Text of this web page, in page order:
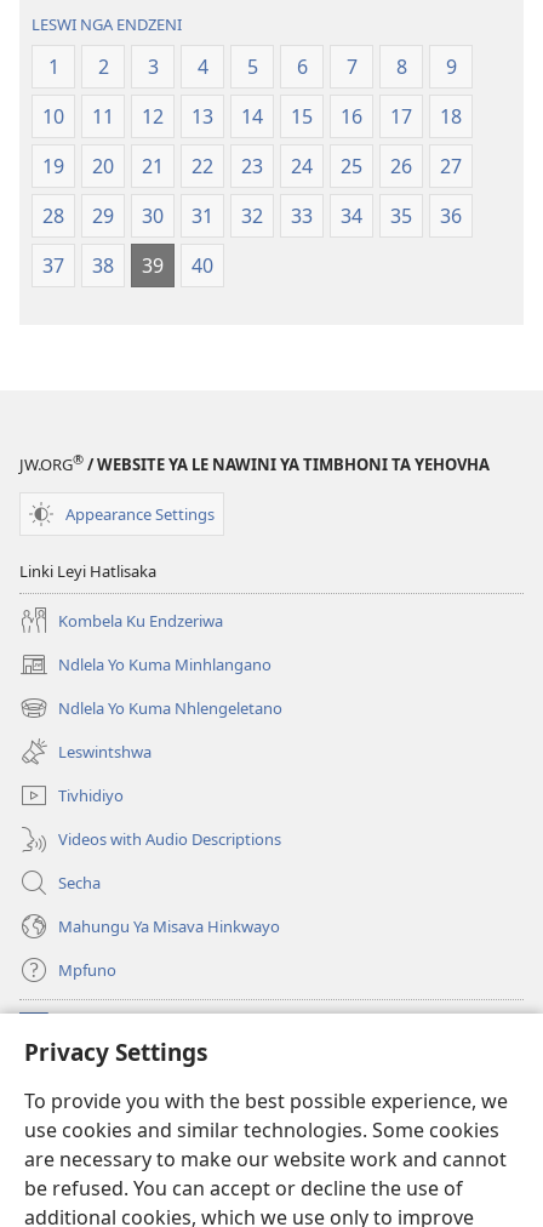
Privacy Settings
To provide you with the best possible experience, we
use cookies and similar technologies. Some cookies
are necessary to make our website work and cannot
be refused. You can accept or decline the use of
additional cookies, which we use only to improve
Misava
Leyintshwa
(Leyi
pfuxetiweke
2020)
Misava
Leyintshwa
(Leyi
pfuxetiweke
hi
2020)
LESWI NGA ENDZENI
1 2 3 4 5 6 7 8
9
10
11 12 13 14 15 16 17
18
19
20 21 22 23 24 25 26
27
28
29 30 31 32 33 34 35
36
37
38 39 40
JW.ORG® / WEBSITE YA LE NAWINI YA TIMBHONI TA YEHOVHA
Appearance Settings
Linki Leyi Hatlisaka
Kombela Ku Endzeriwa
Ndlela Yo Kuma Minhlangano
(opens
new
window)
Ndlela Yo Kuma Nhlengeletano
(opens
new
window)
Leswintshwa
Tivhidiyo
Videos with Audio Descriptions
Secha
Mahungu Ya Misava Hinkwayo
Mpfuno
(opens
new
Watchtower LAYIBURARI YA LE KA WEBSITE
(opens
new
window)JW Hub
(opens
new
window)Progreme ya JW Library